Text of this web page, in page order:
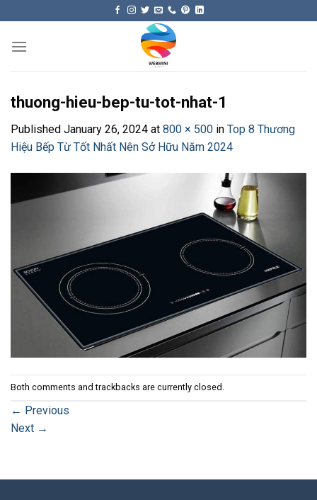
content
thuong-hieu-bep-tu-tot-nhat-1
Published January 26, 2024 at 800 × 500 in Top 8 Thương
Hiệu Bếp Từ Tốt Nhất Nên Sở Hữu Năm 2024
Both comments and trackbacks are currently closed.
← Previous
Next →